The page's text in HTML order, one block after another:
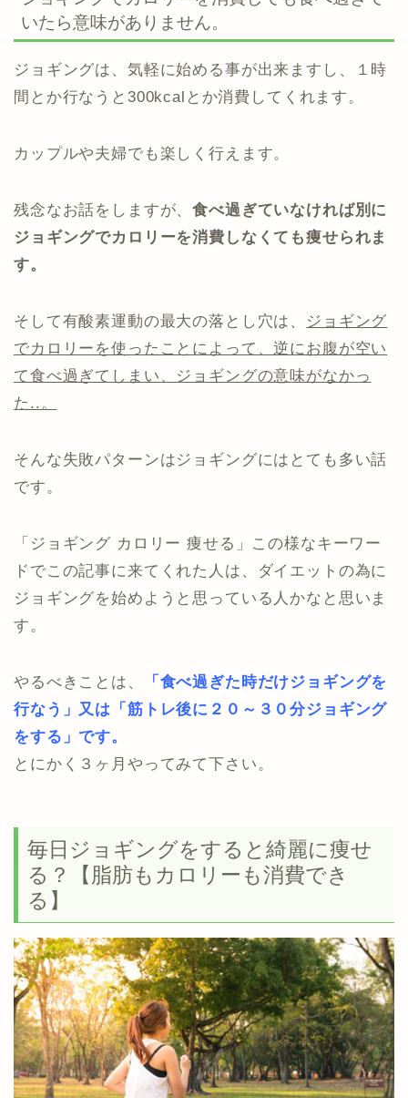
いたら意味がありません。
ジョギングは、気軽に始める事が出来ますし、１時
間とか行なうと300kcalとか消費してくれます。
カップルや夫婦でも楽しく行えます。
残念なお話をしますが、食べ過ぎていなければ別に
ジョギングでカロリーを消費しなくても痩せられま
す。
そして有酸素運動の最大の落とし穴は、 ジョギング
でカロリーを使ったことによって、逆にお腹が空い
て食べ過ぎてしまい、ジョギングの意味がなかっ
た..。
そんな失敗パターンはジョギングにはとても多い話
です。
「ジョギング カロリー 痩せる」この様なキーワー
ドでこの記事に来てくれた人は、ダイエットの為に
ジョギングを始めようと思っている人かなと思いま
す。
やるべきことは、
「食べ過ぎた時だけジョギングを
行なう」又は「筋トレ後に２０～３０分ジョギング
をする」です。
とにかく３ヶ月やってみて下さい。
毎日ジョギングをすると綺麗に痩せ
る？【脂肪もカロリーも消費でき
る】